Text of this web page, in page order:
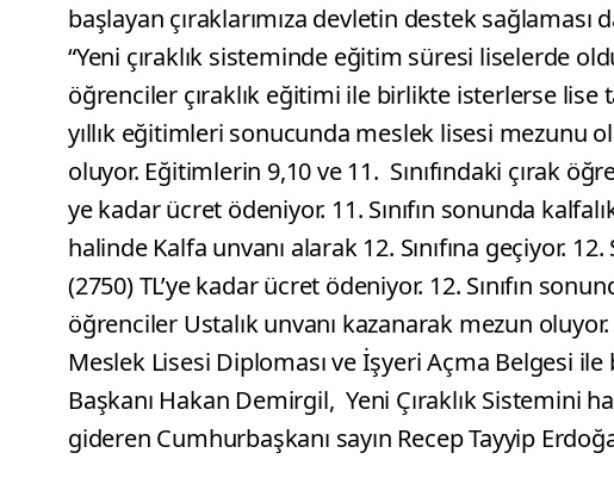
başlayan çıraklarımıza devletin destek
“Yeni çıraklık sisteminde eğitim süresi liselerde
öğrenciler çıraklık eğitimi ile birlikte isterlerse
yıllık eğitimleri sonucunda meslek lisesi mezunu
oluyor. Eğitimlerin 9,10 ve 11. Sınıfındaki çırak
ye kadar ücret ödeniyor. 11. Sınıfın sonunda
halinde Kalfa unvanı alarak 12. Sınıfına geçiyor.
(2750) TL’ye kadar ücret ödeniyor. 12. Sınıfın
öğrenciler Ustalık unvanı kazanarak mezun
Meslek Lisesi Diploması ve İşyeri Açma Belgesi
Başkanı Hakan Demirgil, Yeni Çıraklık Sistemini
gideren Cumhurbaşkanı sayın Recep Tayyip